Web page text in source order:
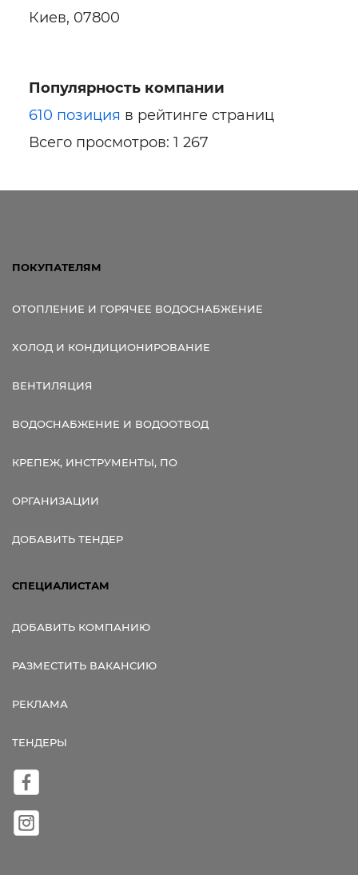
Ссылка для мобильных устройств
Киев, 07800
Популярность компании
610 позиция в рейтинге страниц
Всего просмотров: 1 267
ПОКУПАТЕЛЯМ
ОТОПЛЕНИЕ И ГОРЯЧЕЕ ВОДОСНАБЖЕНИЕ
ХОЛОД И КОНДИЦИОНИРОВАНИЕ
ВЕНТИЛЯЦИЯ
ВОДОСНАБЖЕНИЕ И ВОДООТВОД
КРЕПЕЖ, ИНСТРУМЕНТЫ, ПО
ОРГАНИЗАЦИИ
ДОБАВИТЬ ТЕНДЕР
СПЕЦИАЛИСТАМ
ДОБАВИТЬ КОМПАНИЮ
РАЗМЕСТИТЬ ВАКАНСИЮ
РЕКЛАМА
ТЕНДЕРЫ